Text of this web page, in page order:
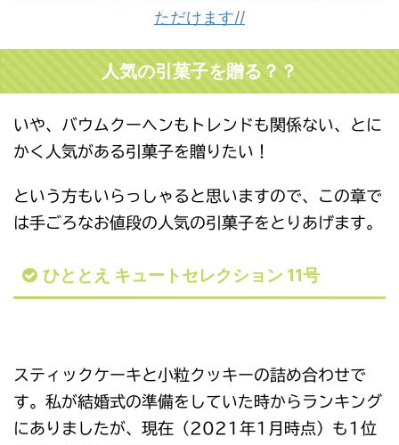
ただけます//
人気の引菓子を贈る？？
いや、バウムクーヘンもトレンドも関係ない、とに
かく人気がある引菓子を贈りたい！
という方もいらっしゃると思いますので、この章で
は手ごろなお値段の人気の引菓子をとりあげます。
ひととえ キュートセレクション 11号
スティックケーキと小粒クッキーの詰め合わせで
す。私が結婚式の準備をしていた時からランキング
にありましたが、現在（2021年1月時点）も1位